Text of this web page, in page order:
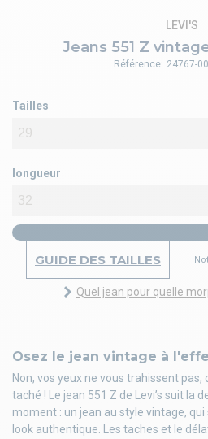
Jeans 551 Z
LEVI'S
Osez le jean vintage à
Non, vos yeux ne vous trahissent pas,
taché ! Le jean 551 Z de Levi’s suit la
moment : un jean au style vintage,
look authentique. Les taches et le
Tailles
longueur
GUIDE DES TAILLES
Quel jean pour quelle
Référence: 24767-